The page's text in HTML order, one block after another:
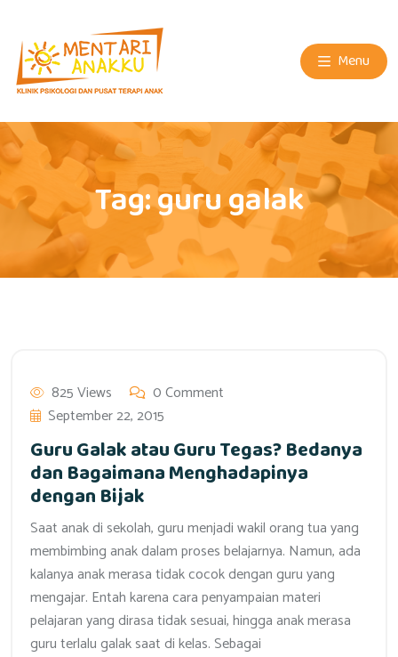
Menu
Tag:guru galak
825 Views
0 Comment
September 22, 2015
Guru Galak atau Guru Tegas? Bedanya
dan Bagaimana Menghadapinya
dengan Bijak
Saat anak di sekolah, guru menjadi wakil orang tua yang
membimbing anak dalam proses belajarnya. Namun, ada
kalanya anak merasa tidak cocok dengan guru yang
mengajar. Entah karena cara penyampaian materi
pelajaran yang dirasa tidak sesuai, hingga anak merasa
guru terlalu galak saat di kelas. Sebagai